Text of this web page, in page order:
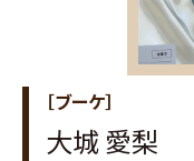
［ブーケ］
大城 愛梨